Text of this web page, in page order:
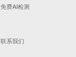
免费AI检测
联系我们